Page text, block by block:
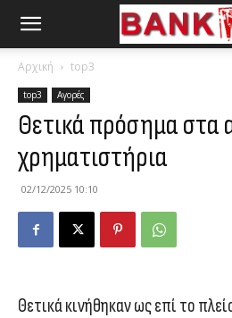
Αρχική top3
top3 Αγορές
Θετικά πρόσημα στα
χρηματιστήρια
02/12/2025 10:10
Θετικά κινήθηκαν ως επί το